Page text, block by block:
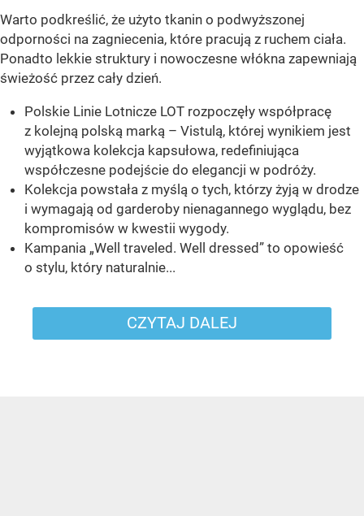
Warto podkreślić, że użyto tkanin o podwyższonej
odporności na zagniecenia, które pracują z ruchem ciała.
Ponadto lekkie struktury i nowoczesne włókna zapewniają
świeżość przez cały dzień.
Polskie Linie Lotnicze LOT rozpoczęły współpracę
z kolejną polską marką – Vistulą, której wynikiem jest
wyjątkowa kolekcja kapsułowa, redefiniująca
współczesne podejście do elegancji w podróży.
Kolekcja powstała z myślą o tych, którzy żyją w drodze
i wymagają od garderoby nienagannego wyglądu, bez
kompromisów w kwestii wygody.
Kampania „Well traveled. Well dressed” to opowieść
o stylu, który naturalnie...
CZYTAJ DALEJ